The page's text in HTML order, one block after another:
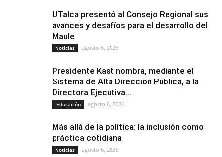
UTalca presentó al Consejo Regional sus
avances y desafíos para el desarrollo del
Maule
Noticias agosto 6, 2026
Presidente Kast nombra, mediante el
Sistema de Alta Dirección Pública, a la
Directora Ejecutiva...
Educación agosto 6, 2026
Más allá de la política: la inclusión como
práctica cotidiana
Noticias agosto 6, 2026